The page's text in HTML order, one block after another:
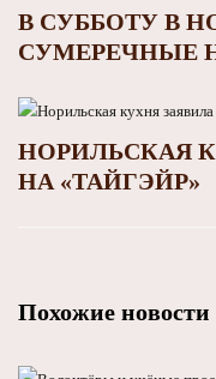
В СУББОТУ В
СУМЕРЕЧНЫЕ
НОРИЛЬСКАЯ
НА «ТАЙГЭЙР»
Похожие новости